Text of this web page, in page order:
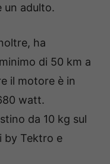
un adulto.
ha
di 50 km a
il motore è in
watt.
da 10 kg sul
by Tektro e